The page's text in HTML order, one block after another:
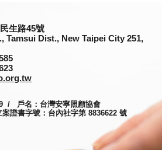
生路45號
Tamsui Dist., New Taipei City 251,
/ 戶名：台灣安寧照顧協會
證書字號：台內社字第 8836622 號